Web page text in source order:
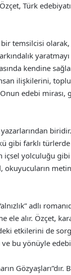
Türk
bir temsilcisi
kendine
ilişkilerini,
edebi
gibi farklı
yolculuğu gibi
okuyucuların
adlı
alır. Özçet,
etkilerini de
bu yönüyle